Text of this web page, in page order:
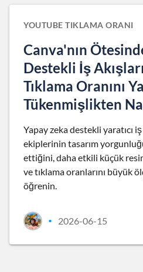
YOUTUBE TIKLAMA ORANI
Canva'nın
Destekli İş
Tıklama Oranını
Tükenmişlikten
Yapay zeka destekli yaratıcı
ekiplerinin tasarım
ettiğini, daha etkili küçük
ve tıklama oranlarını büyük
öğrenin.
• 2026-06-15